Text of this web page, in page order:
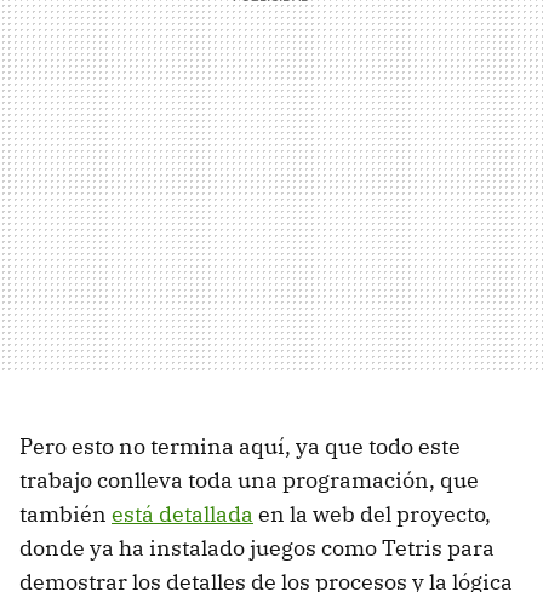
Pero esto no termina aquí, ya que todo este
trabajo conlleva toda una programación, que
también está detallada en la web del proyecto,
donde ya ha instalado juegos como Tetris para
demostrar los detalles de los procesos y la lógica